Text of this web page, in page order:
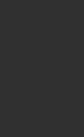
Rechts auf
der
Bestehen
ihrer
einer
deren